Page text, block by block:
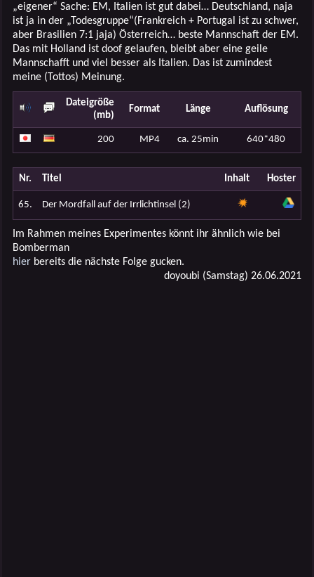
„eigener“ Sache: EM, Italien ist gut dabei… Deutschland, naja
ist ja in der „Todesgruppe“(Frankreich + Portugal ist zu schwer,
aber Brasilien 7:1 jaja) Österreich… beste Mannschaft der EM.
Das mit Holland ist doof gelaufen, bleibt aber eine geile
Mannschafft und viel besser als Italien. Das ist zumindest
meine (Tottos) Meinung.
Dateigröße
(mb)
Format Länge Auflösung
200 MP4 ca. 25min 640*480
Nr. Titel Inhalt Hoster
65. Der Mordfall auf der Irrlichtinsel (2)
Im Rahmen meines Experimentes könnt ihr ähnlich wie bei
Bomberman
hier bereits die nächste Folge gucken.
doyoubi (Samstag) 26.06.2021